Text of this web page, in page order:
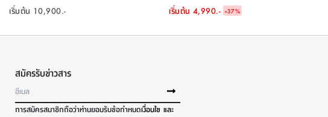
เริ่มต้น 10,900.- เริ่มต้น 4,990.- -37%
สมัครรับข่าวสาร
การสมัครสมาชิกถือว่าท่านยอมรับข้อกำหนดเงื่อนไข และ